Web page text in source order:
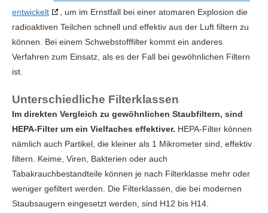
entwickelt
, um im Ernstfall bei einer atomaren Explosion die
radioaktiven Teilchen schnell und effektiv aus der Luft filtern zu
können. Bei einem Schwebstofffilter kommt ein anderes
Verfahren zum Einsatz, als es der Fall bei gewöhnlichen Filtern
ist.
Unterschiedliche Filterklassen
Im direkten Vergleich zu gewöhnlichen Staubfiltern, sind
HEPA-Filter um ein Vielfaches effektiver. HEPA-Filter können
nämlich auch Partikel, die kleiner als 1 Mikrometer sind, effektiv
filtern. Keime, Viren, Bakterien oder auch
Tabakrauchbestandteile können je nach Filterklasse mehr oder
weniger gefiltert werden. Die Filterklassen, die bei modernen
Staubsaugern eingesetzt werden, sind H12 bis H14.